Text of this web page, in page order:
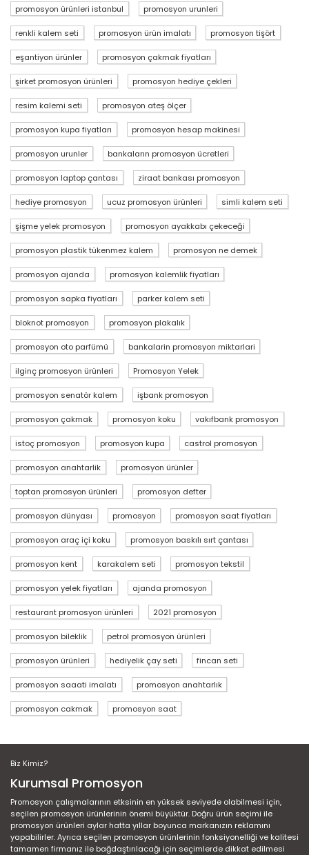
promosyon ürünleri istanbul promosyon urunleri
renkli kalem seti promosyon ürün imalatı promosyon tişört
eşantiyon ürünler promosyon çakmak fiyatları
şirket promosyon ürünleri promosyon hediye çekleri
resim kalemi seti promosyon ateş ölçer
promosyon kupa fiyatları promosyon hesap makinesi
promosyon urunler bankaların promosyon ücretleri
promosyon laptop çantası ziraat bankası promosyon
hediye promosyon ucuz promosyon ürünleri simli kalem seti
şişme yelek promosyon promosyon ayakkabı çekeceği
promosyon plastik tükenmez kalem promosyon ne demek
promosyon ajanda promosyon kalemlik fiyatları
promosyon sapka fiyatları parker kalem seti
bloknot promosyon promosyon plakalık
promosyon oto parfümü bankalarin promosyon miktarlari
ilginç promosyon ürünleri Promosyon Yelek
promosyon senatör kalem işbank promosyon
promosyon çakmak promosyon koku vakıfbank promosyon
istoç promosyon promosyon kupa castrol promosyon
promosyon anahtarlik promosyon ürünler
toptan promosyon ürünleri promosyon defter
promosyon dünyası promosyon promosyon saat fiyatları
promosyon araç içi koku promosyon baskılı sırt çantası
promosyon kent karakalem seti promosyon tekstil
promosyon yelek fiyatları ajanda promosyon
restaurant promosyon ürünleri 2021 promosyon
promosyon bileklik petrol promosyon ürünleri
promosyon ürünleri hediyelik çay seti fincan seti
promosyon saaati imalatı promosyon anahtarlık
promosyon cakmak promosyon saat
Biz Kimiz?
Kurumsal Promosyon
Promosyon çalışmalarının etksinin en yüksek seviyede olabilmesi için,
seçilen promosyon ürünlerinin önemi büyüktür. Doğru ürün seçimi ile
promosyon ürünleri aylar hatta yıllar boyunca markanızın reklamını
yapabilirler. Ayrıca seçilen promosyon ürünlerinin fonksiyonelliği ve kalitesi
tamamen firmanız ile bağdaştırılacağı için seçimlerde dikkat edilmesi